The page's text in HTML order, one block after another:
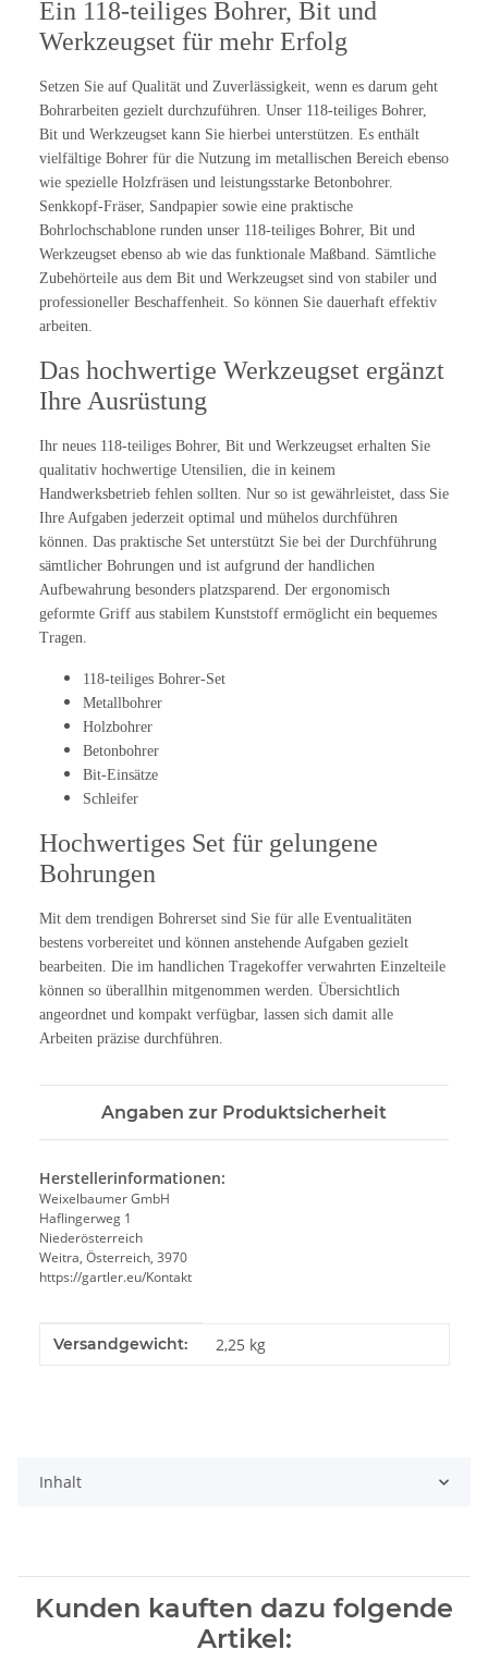
Ein 118-teiliges Bohrer, Bit und
Werkzeugset für mehr Erfolg
Setzen Sie auf Qualität und Zuverlässigkeit, wenn es darum geht
Bohrarbeiten gezielt durchzuführen. Unser 118-teiliges Bohrer,
Bit und Werkzeugset kann Sie hierbei unterstützen. Es enthält
vielfältige Bohrer für die Nutzung im metallischen Bereich ebenso
wie spezielle Holzfräsen und leistungsstarke Betonbohrer.
Senkkopf-Fräser, Sandpapier sowie eine praktische
Bohrlochschablone runden unser 118-teiliges Bohrer, Bit und
Werkzeugset ebenso ab wie das funktionale Maßband. Sämtliche
Zubehörteile aus dem Bit und Werkzeugset sind von stabiler und
professioneller Beschaffenheit. So können Sie dauerhaft effektiv
arbeiten.
Das hochwertige Werkzeugset ergänzt
Ihre Ausrüstung
Ihr neues 118-teiliges Bohrer, Bit und Werkzeugset erhalten Sie
qualitativ hochwertige Utensilien, die in keinem
Handwerksbetrieb fehlen sollten. Nur so ist gewährleistet, dass Sie
Ihre Aufgaben jederzeit optimal und mühelos durchführen
können. Das praktische Set unterstützt Sie bei der Durchführung
sämtlicher Bohrungen und ist aufgrund der handlichen
Aufbewahrung besonders platzsparend. Der ergonomisch
geformte Griff aus stabilem Kunststoff ermöglicht ein bequemes
Tragen.
118-teiliges Bohrer-Set
Metallbohrer
Holzbohrer
Betonbohrer
Bit-Einsätze
Schleifer
Hochwertiges Set für gelungene
Bohrungen
Mit dem trendigen Bohrerset sind Sie für alle Eventualitäten
bestens vorbereitet und können anstehende Aufgaben gezielt
bearbeiten. Die im handlichen Tragekoffer verwahrten Einzelteile
können so überallhin mitgenommen werden. Übersichtlich
angeordnet und kompakt verfügbar, lassen sich damit alle
Arbeiten präzise durchführen.
Angaben zur Produktsicherheit
Herstellerinformationen:
Weixelbaumer GmbH
Haflingerweg 1
Niederösterreich
Weitra, Österreich, 3970
https://gartler.eu/Kontakt
Produkteigenschaft
Wert
Versandgewicht: 2,25 kg
Inhalt
Kunden kauften dazu folgende
Artikel: